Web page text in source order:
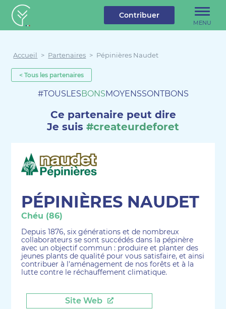
Créateur de forêt
MENU
Contribuer
Accueil > Partenaires > Pépinières Naudet
< Tous les partenaires
#TOUSLESBONSMOYENSSONTBONS
Ce partenaire peut dire
Je suis #createurdeforet
PÉPINIÈRES NAUDET
Chéu (86)
Depuis 1876, six générations et de nombreux
collaborateurs se sont succédés dans la pépinère
avec un objectif commun : produire et planter des
jeunes plants de qualité pour vous satisfaire, et ainsi
contribuer à l'aménagement de nos forêts et à la
lutte contre le réchauffement climatique.
Site Web